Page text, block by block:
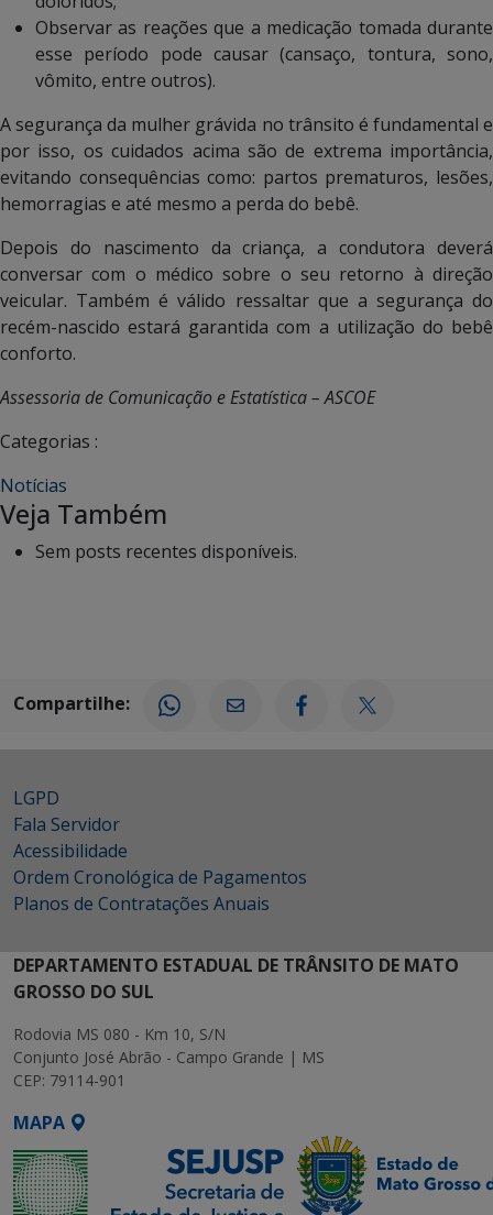
Observar as reações que a medicação tomada durante
esse período pode causar (cansaço, tontura, sono,
vômito, entre outros).
A segurança da mulher grávida no trânsito é fundamental e
por isso, os cuidados acima são de extrema importância,
evitando consequências como: partos prematuros, lesões,
hemorragias e até mesmo a perda do bebê.
Depois do nascimento da criança, a condutora deverá
conversar com o médico sobre o seu retorno à direção
veicular. Também é válido ressaltar que a segurança do
recém-nascido estará garantida com a utilização do bebê
conforto.
Assessoria de Comunicação e Estatística – ASCOE
Categorias :
Notícias
Veja Também
Sem posts recentes disponíveis.
Compartilhe:
LGPD
Fala Servidor
Acessibilidade
Ordem Cronológica de Pagamentos
Planos de Contratações Anuais
DEPARTAMENTO ESTADUAL DE TRÂNSITO DE MATO
GROSSO DO SUL
Rodovia MS 080 - Km 10, S/N
Conjunto José Abrão - Campo Grande | MS
CEP: 79114-901
MAPA